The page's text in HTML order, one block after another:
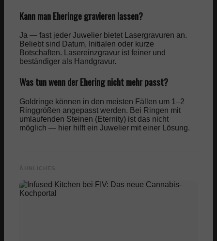
Kann man Eheringe gravieren lassen?
Ja — fast jeder Juwelier bietet Lasergravuren an.
Beliebt sind Datum, Initialen oder kurze
Botschaften. Lasereinzgravur ist feiner und
beständiger als Handgravur.
Was tun wenn der Ehering nicht mehr passt?
Goldringe können in den meisten Fällen um 1–2
Ringgrößen angepasst werden. Bei Ringen mit
umlaufenden Steinen (Eternity) ist das nicht
möglich — hier hilft ein Juwelier mit einer Lösung.
ÄHNLICHES